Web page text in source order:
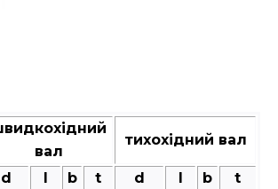
вал
тихохідний вал
d l b t d l b
t